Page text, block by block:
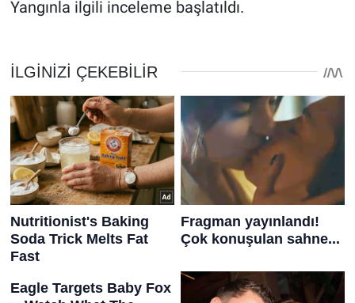
Yangınla ilgili inceleme başlatıldı.